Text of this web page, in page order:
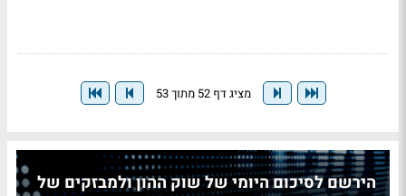
מציג דף 52 מתוך 53
הירשם לסיכום היומי של שוק ההון ולמבזקים של